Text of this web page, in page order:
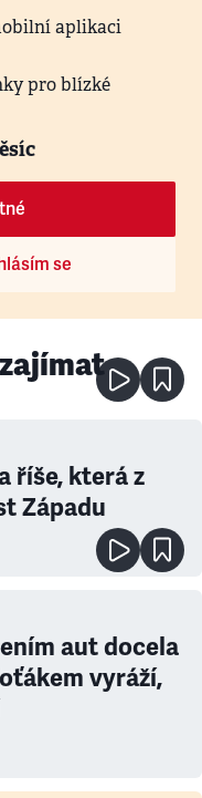
aplikaci
pro blízké
se
říše, která z
Západu
aut docela
vyráží,